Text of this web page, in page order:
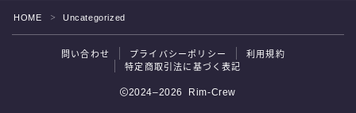
HOME ＞ Uncategorized
問い合わせ プライバシーポリシー
利用規約
特定商取引法に基づく表記
2024–2026 Rim-Crew